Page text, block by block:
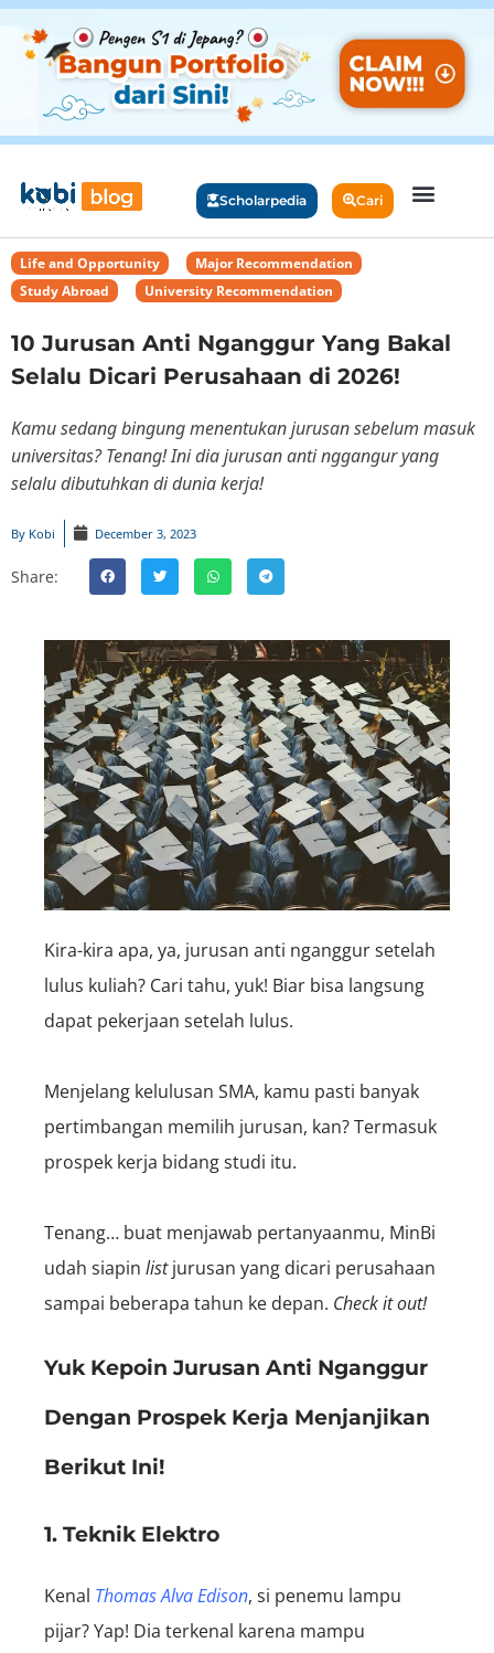
Scholarpedia Cari
Life and Opportunity Major Recommendation
Study Abroad
University Recommendation
10 Jurusan Anti Nganggur Yang Bakal
Selalu Dicari Perusahaan di 2026!
Kamu sedang bingung menentukan jurusan sebelum masuk
universitas? Tenang! Ini dia jurusan anti nggangur yang
selalu dibutuhkan di dunia kerja!
By Kobi December 3, 2023
Share:
Kira-kira apa, ya, jurusan anti nganggur setelah
lulus kuliah? Cari tahu, yuk! Biar bisa langsung
dapat pekerjaan setelah lulus.
Menjelang kelulusan SMA, kamu pasti banyak
pertimbangan memilih jurusan, kan? Termasuk
prospek kerja bidang studi itu.
Tenang… buat menjawab pertanyaanmu, MinBi
udah siapin listjurusan yang dicari perusahaan
sampai beberapa tahun ke depan. Check it out!
Yuk Kepoin Jurusan Anti Nganggur
Dengan Prospek Kerja Menjanjikan
Berikut Ini!
1. Teknik Elektro
Kenal Thomas Alva Edison, si penemu lampu
pijar? Yap! Dia terkenal karena mampu